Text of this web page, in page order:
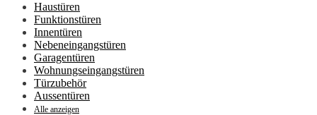
Haustüren
Funktionstüren
Innentüren
Nebeneingangstüren
Garagentüren
Wohnungseingangstüren
Türzubehör
Aussentüren
Alle anzeigen